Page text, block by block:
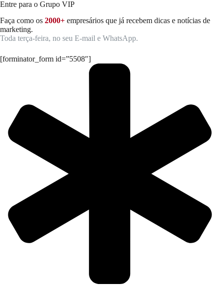
Entre para o Grupo VIP
Faça como os 2000+ empresários que já recebem dicas e notícias de
marketing.
Toda terça-feira, no seu E-mail e WhatsApp.
[forminator_form id=”5508″]